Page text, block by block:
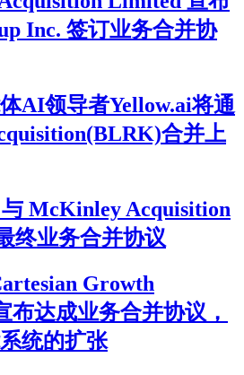
Inc. 签订业务合并协
AI领导者Yellow.ai将通
合并上
与 McKinley Acquisition
终业务合并协议
Growth
达成业务合并协议，
统的扩张